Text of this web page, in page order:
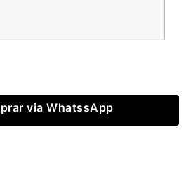
via WhatssApp